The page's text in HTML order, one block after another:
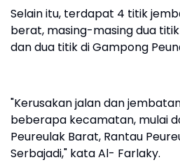
Selain itu, terdapat 4 titik
berat, masing-masing dua
dan dua titik di Gampong
"Kerusakan jalan dan
beberapa kecamatan, mulai
Peureulak Barat, Rantau
Serbajadi," kata Al- Farlaky.